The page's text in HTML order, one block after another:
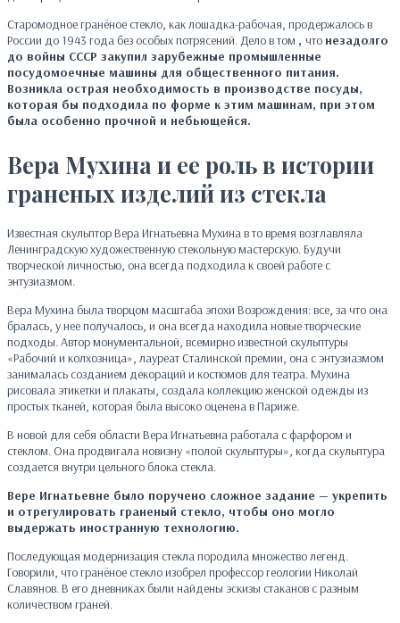
Старомодное гранёное стекло, как лошадка-рабочая, продержалось в
России до 1943 года без особых потрясений. Дело в том , что незадолго
до войны СССР закупил зарубежные промышленные
посудомоечные машины для общественного питания.
Возникла острая необходимость в производстве посуды,
которая бы подходила по форме к этим машинам, при этом
была особенно прочной и небьющейся.
Вера Мухина и ее роль в истории
граненых изделий из стекла
Известная скульптор Вера Игнатьевна Мухина в то время возглавляла
Ленинградскую художественную стекольную мастерскую. Будучи
творческой личностью, она всегда подходила к своей работе с
энтузиазмом.
Вера Мухина была творцом масштаба эпохи Возрождения: все, за что она
бралась, у нее получалось, и она всегда находила новые творческие
подходы. Автор монументальной, всемирно известной скульптуры
«Рабочий и колхозница», лауреат Сталинской премии, она с энтузиазмом
занималась созданием декораций и костюмов для театра. Мухина
рисовала этикетки и плакаты, создала коллекцию женской одежды из
простых тканей, которая была высоко оценена в Париже.
В новой для себя области Вера Игнатьевна работала с фарфором и
стеклом. Она продвигала новизну «полой скульптуры», когда скульптура
создается внутри цельного блока стекла.
Вере Игнатьевне было поручено сложное задание — укрепить
и отрегулировать граненый стекло, чтобы оно могло
выдержать иностранную технологию.
Последующая модернизация стекла породила множество легенд.
Говорили, что гранёное стекло изобрел профессор геологии Николай
Славянов. В его дневниках были найдены эскизы стаканов с разным
количеством граней.